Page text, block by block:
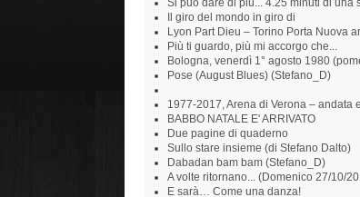
Il giro del mondo in giro di
Lyon Part Dieu – Torino Porta Nuova
Più ti guardo, più mi accorgo che...
Bologna, venerdì 1° agosto 1980
Pose (August Blues) (Stefano_D)
1977-2017, Arena di Verona – andata
BABBO NATALE E' ARRIVATO
Due pagine di quaderno
Sullo stare insieme (di Stefano Dalto)
Dabadan bam bam (Stefano_D)
A volte ritornano... (Domenico 27/10/
E sarà… Come una danza!